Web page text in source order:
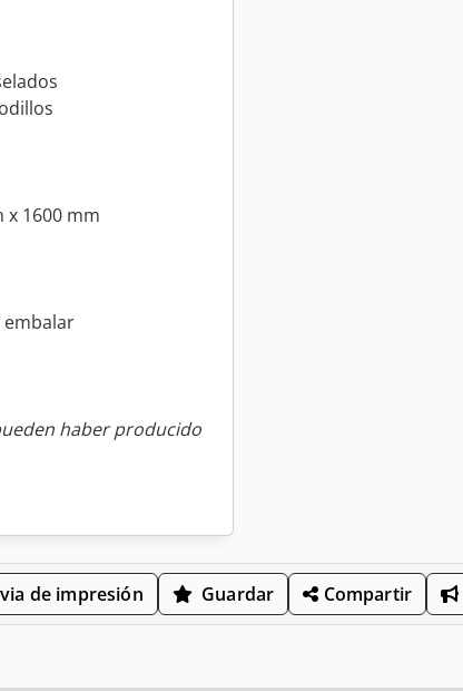
x 1600 mm
embalar
haber producido
de impresión Guardar Compartir